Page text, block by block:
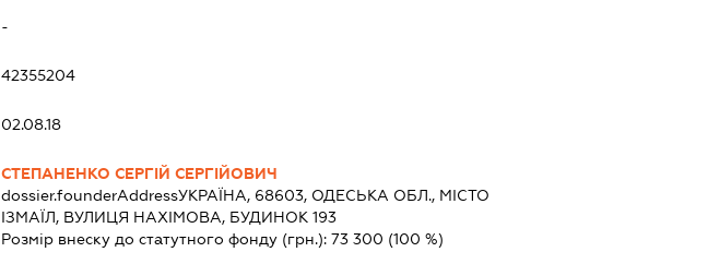
-
42355204
02.08.18
СТЕПАНЕНКО СЕРГІЙ СЕРГІЙОВИЧ
dossier.founderAddressУКРАЇНА, 68603, ОДЕСЬКА ОБЛ., МІСТО
ІЗМАЇЛ, ВУЛИЦЯ НАХІМОВА, БУДИНОК 193
Розмір внеску до статутного фонду (грн.):73 300 (100 %)